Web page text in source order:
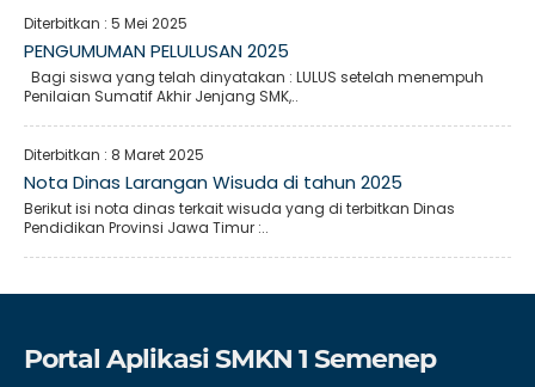
Diterbitkan : 5 Mei 2025
PENGUMUMAN PELULUSAN 2025
Bagi siswa yang telah dinyatakan : LULUS setelah menempuh
Penilaian Sumatif Akhir Jenjang SMK,..
Diterbitkan : 8 Maret 2025
Nota Dinas Larangan Wisuda di tahun 2025
Berikut isi nota dinas terkait wisuda yang di terbitkan Dinas
Pendidikan Provinsi Jawa Timur :..
Portal Aplikasi SMKN 1 Semenep